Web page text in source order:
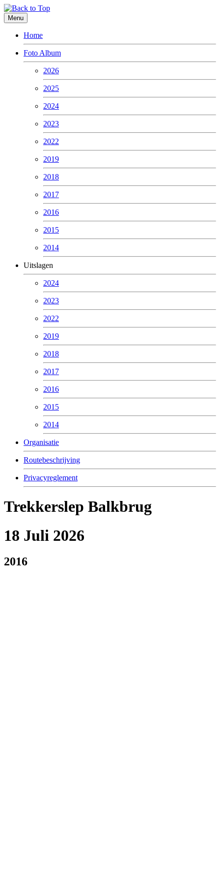
Menu
Home
Foto Album
2026
2025
2024
2023
2022
2019
2018
2017
2016
2015
2014
Uitslagen
2024
2023
2022
2019
2018
2017
2016
2015
2014
Organisatie
Routebeschrijving
Privacyreglement
Trekkerslep Balkbrug
18 Juli 2026
2016